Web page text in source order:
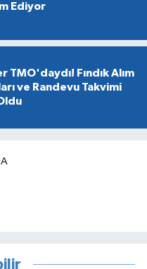
Ediyor
TMO'daydı! Fındık Alım
ve Randevu Takvimi